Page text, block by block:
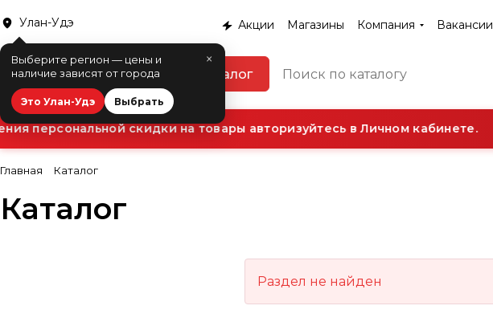
Улан-Удэ
×
Выберите регион — цены и
наличие зависят от города
Это Улан-Удэ Выбрать
Акции Магазины Компания Вакансии
Каталог
персональной скидки на товары авторизуйтесь в Личном кабинете.
Главная Каталог
Каталог
Раздел не найден